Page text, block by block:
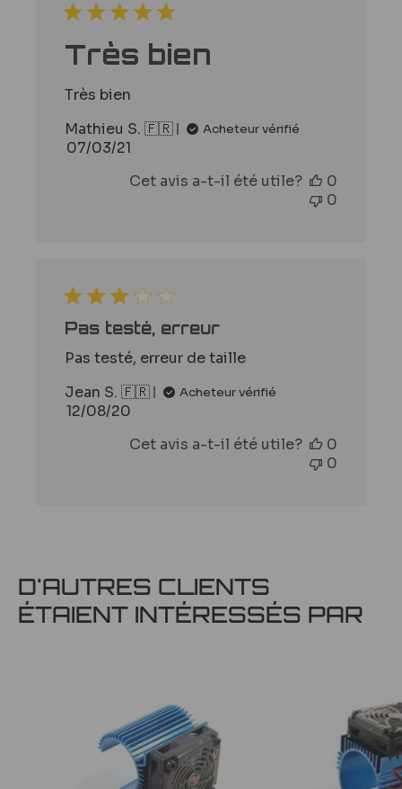
Très bien
Très bien
Mathieu S. 🇫🇷
Acheteur vérifié
Date
publication
07/03/21
Cet avis a-t-il été utile?
0
0
Pas testé, erreur
Pas testé, erreur de taille
Jean S. 🇫🇷
Acheteur vérifié
Date
publication
12/08/20
Cet avis a-t-il été utile?
0
0
D'AUTRES CLIENTS
ÉTAIENT INTÉRESSÉS PAR